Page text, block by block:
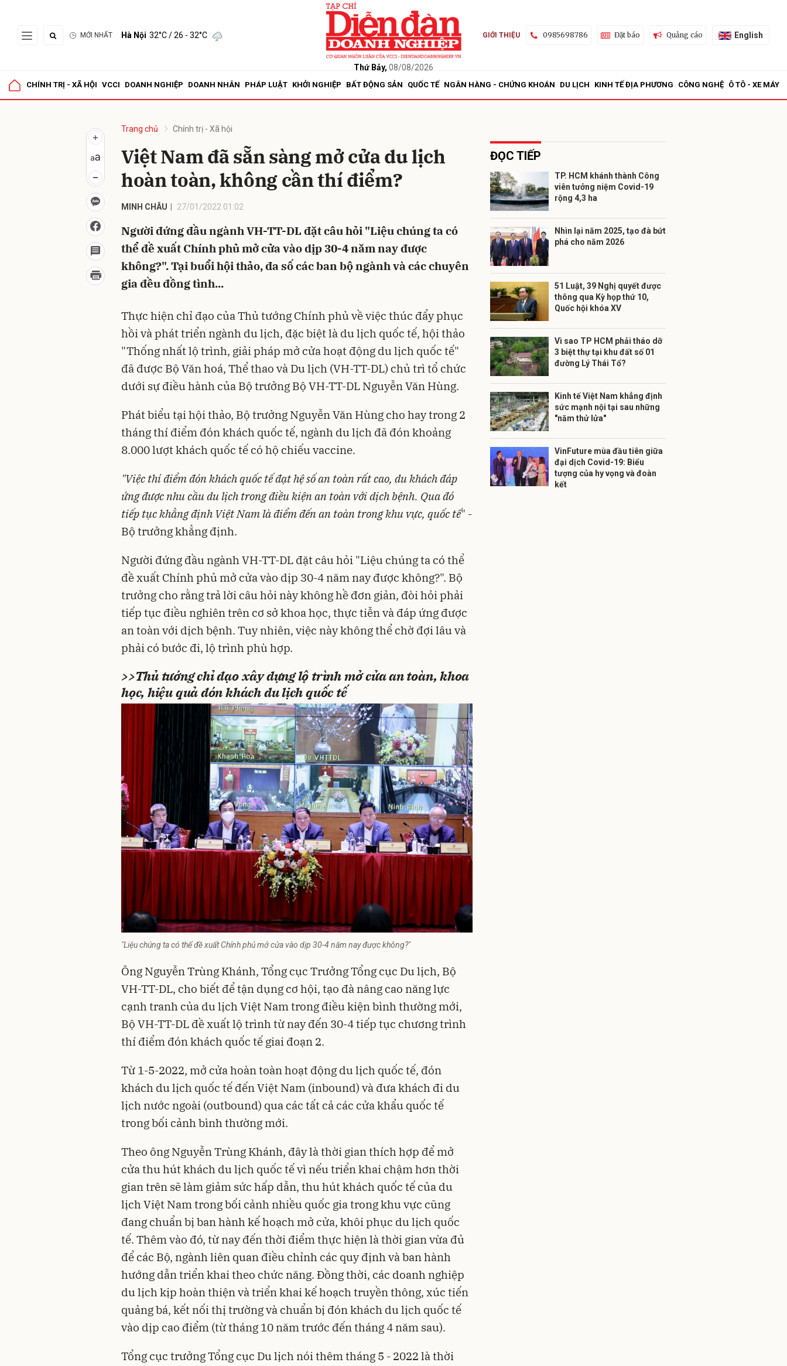
MỚI NHẤT Hà Nội 32°C/ 26 - 32°C
Thứ Bảy, 08/08/2026
GIỚI THIỆU 0985698786 Đặt báo Quảng cáo English
CHÍNH TRỊ - XÃ HỘI VCCI DOANH NGHIỆP DOANH NHÂN PHÁP LUẬT KHỞI NGHIỆP BẤT ĐỘNG SẢN QUỐC TẾ NGÂN HÀNG - CHỨNG KHOÁN DU LỊCH KINH TẾ ĐỊA PHƯƠNG CÔNG NGHỆ Ô TÔ - XE MÁY
Trang chủ Chính trị - Xã hội
Việt Nam đã sẵn sàng mở cửa du lịch
hoàn toàn, không cần thí điểm?
MINH CHÂU 27/01/2022 01:02
Người đứng đầu ngành VH-TT-DL đặt câu hỏi "Liệu chúng ta có
thể đề xuất Chính phủ mở cửa vào dịp 30-4 năm nay được
không?". Tại buổi hội thảo, đa số các ban bộ ngành và các chuyên
gia đều đồng tình...
Thực hiện chỉ đạo của Thủ tướng Chính phủ về việc thúc đẩy phục
hồi và phát triển ngành du lịch, đặc biệt là du lịch quốc tế, hội thảo
"Thống nhất lộ trình, giải pháp mở cửa hoạt động du lịch quốc tế"
đã được Bộ Văn hoá, Thể thao và Du lịch (VH-TT-DL) chủ trì tổ chức
dưới sự điều hành của Bộ trưởng Bộ VH-TT-DL Nguyễn Văn Hùng.
Phát biểu tại hội thảo, Bộ trưởng Nguyễn Văn Hùng cho hay trong 2
tháng thí điểm đón khách quốc tế, ngành du lịch đã đón khoảng
8.000 lượt khách quốc tế có hộ chiếu vaccine.
"Việc thí điểm đón khách quốc tế đạt hệ số an toàn rất cao, du khách đáp
ứng được nhu cầu du lịch trong điều kiện an toàn với dịch bệnh. Qua đó
tiếp tục khẳng định Việt Nam là điểm đến an toàn trong khu vực, quốc tế" -
Bộ trưởng khẳng định.
Người đứng đầu ngành VH-TT-DL đặt câu hỏi "Liệu chúng ta có thể
đề xuất Chính phủ mở cửa vào dịp 30-4 năm nay được không?". Bộ
trưởng cho rằng trả lời câu hỏi này không hề đơn giản, đòi hỏi phải
tiếp tục điều nghiên trên cơ sở khoa học, thực tiễn và đáp ứng được
an toàn với dịch bệnh. Tuy nhiên, việc này không thể chờ đợi lâu và
phải có bước đi, lộ trình phù hợp.
>>Thủ tướng chỉ đạo xây dựng lộ trình mở cửa an toàn, khoa
học, hiệu quả đón khách du lịch quốc tế
"Liệu chúng ta có thể đề xuất Chính phủ mở cửa vào dịp 30-4 năm nay được không?"
Ông Nguyễn Trùng Khánh, Tổng cục Trưởng Tổng cục Du lịch, Bộ
VH-TT-DL, cho biết để tận dụng cơ hội, tạo đà nâng cao năng lực
cạnh tranh của du lịch Việt Nam trong điều kiện bình thường mới,
Bộ VH-TT-DL đề xuất lộ trình từ nay đến 30-4 tiếp tục chương trình
thí điểm đón khách quốc tế giai đoạn 2.
Từ 1-5-2022, mở cửa hoàn toàn hoạt động du lịch quốc tế, đón
khách du lịch quốc tế đến Việt Nam (inbound) và đưa khách đi du
lịch nước ngoài (outbound) qua các tất cả các cửa khẩu quốc tế
trong bối cảnh bình thường mới.
Theo ông Nguyễn Trùng Khánh, đây là thời gian thích hợp để mở
cửa thu hút khách du lịch quốc tế vì nếu triển khai chậm hơn thời
gian trên sẽ làm giảm sức hấp dẫn, thu hút khách quốc tế của du
lịch Việt Nam trong bối cảnh nhiều quốc gia trong khu vực cũng
đang chuẩn bị ban hành kế hoạch mở cửa, khôi phục du lịch quốc
tế. Thêm vào đó, từ nay đến thời điểm thực hiện là thời gian vừa đủ
để các Bộ, ngành liên quan điều chỉnh các quy định và ban hành
hướng dẫn triển khai theo chức năng. Đồng thời, các doanh nghiệp
du lịch kịp hoàn thiện và triển khai kế hoạch truyền thông, xúc tiến
quảng bá, kết nối thị trường và chuẩn bị đón khách du lịch quốc tế
vào dịp cao điểm (từ tháng 10 năm trước đến tháng 4 năm sau).
Tổng cục trưởng Tổng cục Du lịch nói thêm tháng 5 - 2022 là thời
ĐỌC TIẾP
TP. HCM khánh thành Công
viên tưởng niệm Covid-19
rộng 4,3 ha
Nhìn lại năm 2025, tạo đà bứt
phá cho năm 2026
51 Luật, 39 Nghị quyết được
thông qua Kỳ họp thứ 10,
Quốc hội khóa XV
Vì sao TP HCM phải tháo dỡ
3 biệt thự tại khu đất số 01
đường Lý Thái Tổ?
Kinh tế Việt Nam khẳng định
sức mạnh nội tại sau những
"năm thử lửa"
VinFuture mùa đầu tiên giữa
đại dịch Covid-19: Biểu
tượng của hy vọng và đoàn
kết
Gửi